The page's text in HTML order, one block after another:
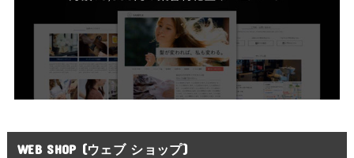
WEB SHOP (ウェブ ショップ)